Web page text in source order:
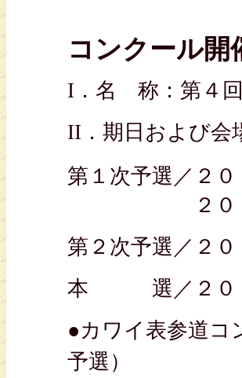
コンクール開
I．名 称：第４
II．期日および会
第１次予選／２
２０１９
第２次予選／
本 選／２０１
●カワイ表参道コ
予選）